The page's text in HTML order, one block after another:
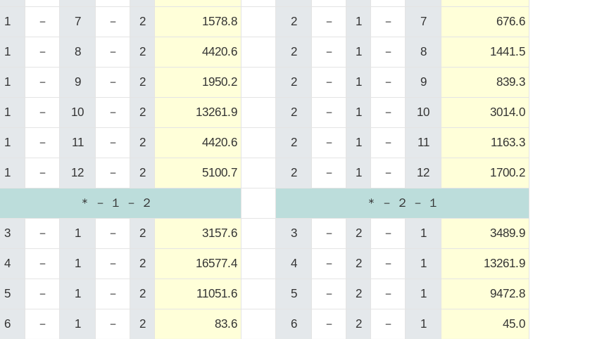
1 － 7 － 2 1578.8 2 － 1 － 7 676.6
1 － 8 － 2 4420.6 2 － 1 － 8 1441.5
1 － 9 － 2 1950.2 2 － 1 － 9 839.3
1 － 10 － 2 13261.9 2 － 1 － 10 3014.0
1 － 11 － 2 4420.6 2 － 1 － 11 1163.3
1 － 12 － 2 5100.7 2 － 1 － 12 1700.2
＊ － １ － ２ ＊ － ２ － １
3 － 1 － 2 3157.6 3 － 2 － 1 3489.9
4 － 1 － 2 16577.4 4 － 2 － 1 13261.9
5 － 1 － 2 11051.6 5 － 2 － 1 9472.8
6 － 1 － 2 83.6 6 － 2 － 1 45.0